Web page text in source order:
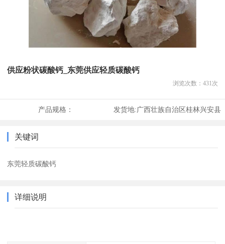
供应粉状碳酸钙_东莞供应轻质碳酸钙
浏览次数： 431次
产品规格： 发货地:广西壮族自治区桂林兴安县
关键词
东莞轻质碳酸钙
详细说明